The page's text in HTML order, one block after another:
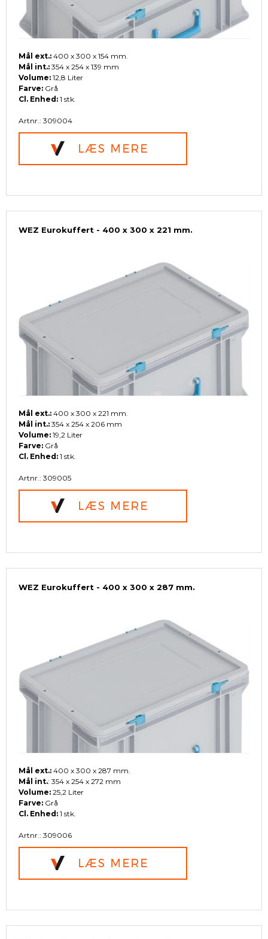
Mål ext.: 400 x 300 x 154 mm.
Mål int.: 354 x 254 x 139 mm
Volume: 12,8 Liter
Farve: Grå
Cl. Enhed: 1 stk.
Artnr.: 309004
WEZ Eurokuffert - 400 x 300 x 221 mm.
Mål ext.: 400 x 300 x 221 mm.
Mål int.: 354 x 254 x 206 mm
Volume: 19,2 Liter
Farve: Grå
Cl. Enhed: 1 stk.
Artnr.: 309005
WEZ Eurokuffert - 400 x 300 x 287 mm.
Mål ext.: 400 x 300 x 287 mm.
Mål int.: 354 x 254 x 272 mm
Volume: 25,2 Liter
Farve: Grå
Cl. Enhed: 1 stk.
Artnr.: 309006